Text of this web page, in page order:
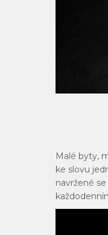
Malé byty,
ke slovu
navržené